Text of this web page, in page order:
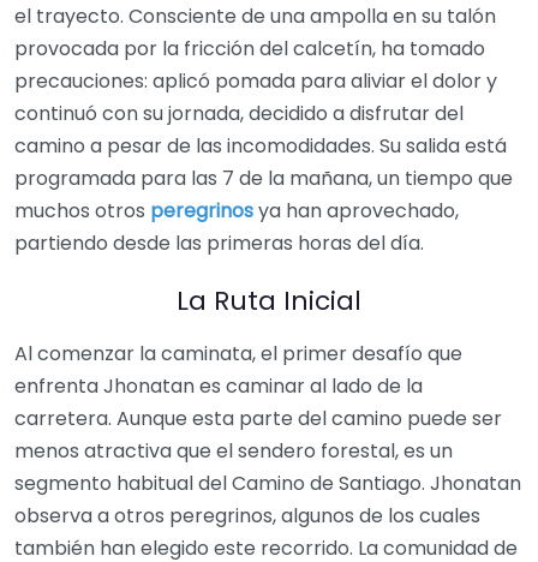
el trayecto. Consciente de una ampolla en su talón
provocada por la fricción del calcetín, ha tomado
precauciones: aplicó pomada para aliviar el dolor y
continuó con su jornada, decidido a disfrutar del
camino a pesar de las incomodidades. Su salida está
programada para las 7 de la mañana, un tiempo que
muchos otros peregrinosya han aprovechado,
partiendo desde las primeras horas del día.
La Ruta Inicial
Al comenzar la caminata, el primer desafío que
enfrenta Jhonatan es caminar al lado de la
carretera. Aunque esta parte del camino puede ser
menos atractiva que el sendero forestal, es un
segmento habitual del Camino de Santiago. Jhonatan
observa a otros peregrinos, algunos de los cuales
también han elegido este recorrido. La comunidad de